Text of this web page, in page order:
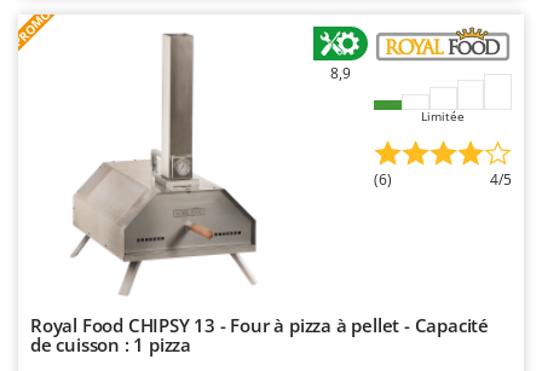
PROMO
8,9
Limitée
(6) 4/5
Royal Food CHIPSY 13 - Four à pizza à pellet - Capacité
de cuisson : 1 pizza